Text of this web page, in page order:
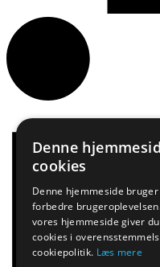
Denne
cookies
Denne hjemmeside
forbedre
vores hjemmeside giver
cookies i
cookiepolitik. Læs mere